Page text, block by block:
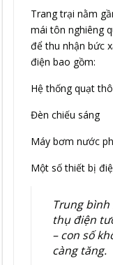
Trang trại nằm
mái tôn nghiêng
để thu nhận bức
điện bao gồm:
Hệ thống quạt
Đèn chiếu sáng
Máy bơm nước
Một số thiết bị
Trung
thụ điện
– con số
càng tăng.